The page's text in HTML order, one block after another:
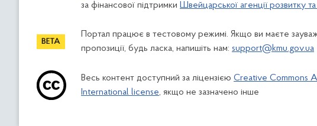
за фінансової підтримки Швейцарської агенції розвитку
Портал працює в тестовому режимі. Якщо ви маєте
пропозиції, будь ласка, напишіть нам: support@kmu.gov.ua
Весь контент доступний за ліцензією Creative Commons
International license, якщо не зазначено інше